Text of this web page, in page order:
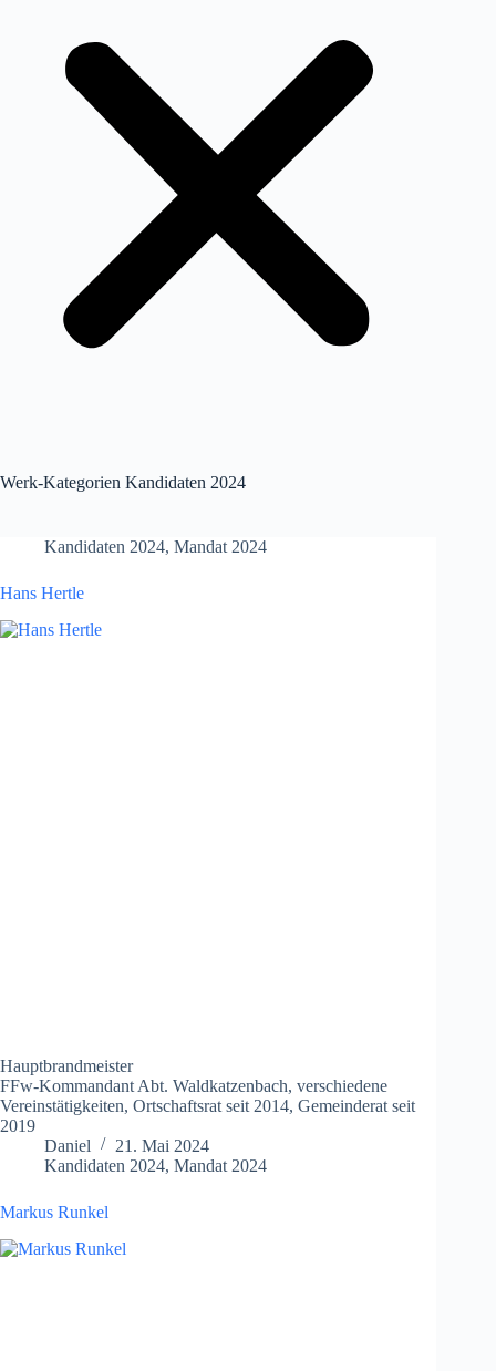
Werk-Kategorien Kandidaten 2024
Kandidaten 2024, Mandat 2024
Hans Hertle
Hauptbrandmeister
FFw-Kommandant Abt. Waldkatzenbach, verschiedene
Vereinstätigkeiten, Ortschaftsrat seit 2014, Gemeinderat seit
2019
Daniel
21. Mai 2024
Kandidaten 2024, Mandat 2024
Markus Runkel